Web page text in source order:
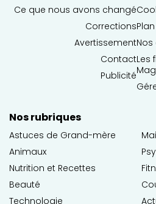
Ce que nous avons changé
Corrections
Avertissement
Contact
Publicité
Nos
Les
Nos rubriques
Astuces de Grand-mère
Animaux
Nutrition et Recettes
Beauté
Technologie